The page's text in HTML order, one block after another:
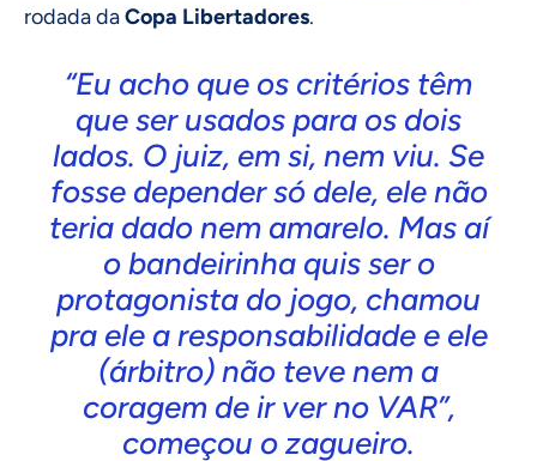
rodada daCopa Libertadores.
“Eu acho que os critérios têm
que ser usados para os dois
lados. O juiz, em si, nem viu. Se
fosse depender só dele, ele não
teria dado nem amarelo. Mas aí
o bandeirinha quis ser o
protagonista do jogo, chamou
pra ele a responsabilidade e ele
(árbitro) não teve nem a
coragem de ir ver no VAR”,
começou o zagueiro.